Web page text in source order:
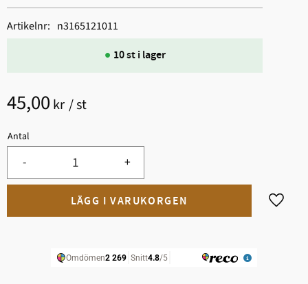
45,00 kr /st
Antal
+
-
Lägg
10 st i lager
Artikelnr n3165121011